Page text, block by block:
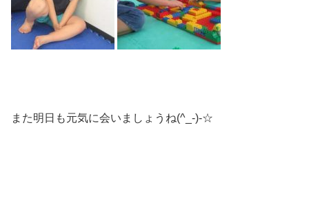
また明日も元気に会いましょうね(^_-)-☆